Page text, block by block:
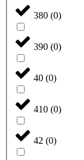
380 (0)
390 (0)
40 (0)
410 (0)
42 (0)